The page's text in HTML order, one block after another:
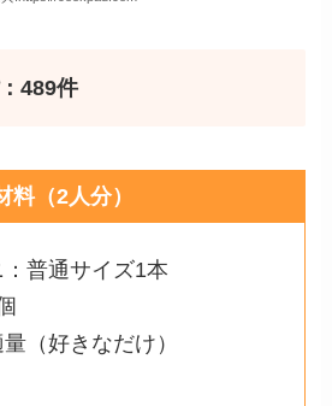
489件
料（2人分）
：普通サイズ1本
量（好きなだけ）